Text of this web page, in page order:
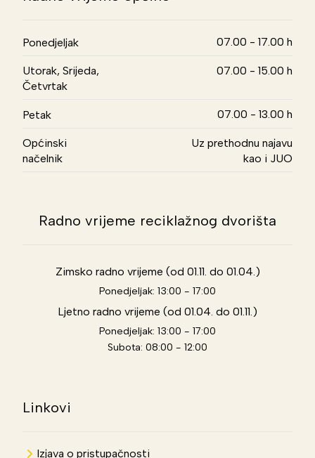
Ponedjeljak 07.00 - 17.00 h
Utorak, Srijeda,
Četvrtak
07.00 - 15.00 h
Petak 07.00 - 13.00 h
Općinski
načelnik
Uz prethodnu najavu
kao i JUO
Radno vrijeme reciklažnog dvorišta
Zimsko radno vrijeme (od 01.11. do 01.04.)
Ponedjeljak: 13:00 - 17:00
Ljetno radno vrijeme (od 01.04. do 01.11.)
Ponedjeljak: 13:00 - 17:00
Subota: 08:00 - 12:00
Linkovi
Izjava o pristupačnosti